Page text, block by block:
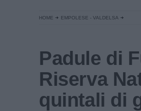
HOME EMPOLESE - VALDELSA
Padule di
Riserva
quintali di